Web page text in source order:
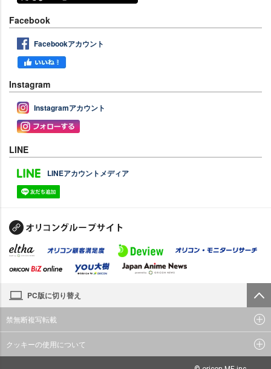
Facebook
Facebookアカウント
Instagram
Instagramアカウント
LINE
LINEアカウントメディア
PC版に切り替え
禁無断複写転載
クッキーの使用について